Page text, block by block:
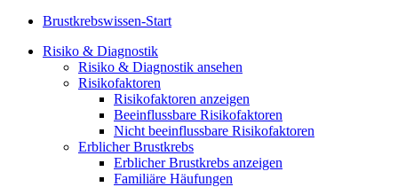
Brustkrebswissen-Start
Risiko & Diagnostik
Risiko & Diagnostik ansehen
Risikofaktoren
Risikofaktoren anzeigen
Beeinflussbare Risikofaktoren
Nicht beeinflussbare Risikofaktoren
Erblicher Brustkrebs
Erblicher Brustkrebs anzeigen
Familiäre Häufungen